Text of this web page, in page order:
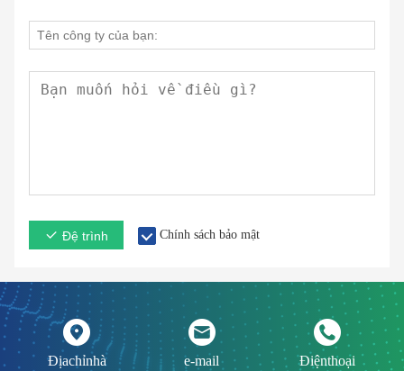
Đệ trình Chính sách bảo mật
Địachỉnhà e-mail Điệnthoại